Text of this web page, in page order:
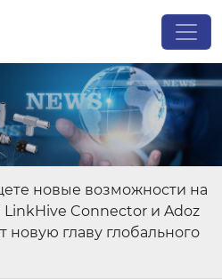
новые возможности на
Connector и Adoz
главу глобального